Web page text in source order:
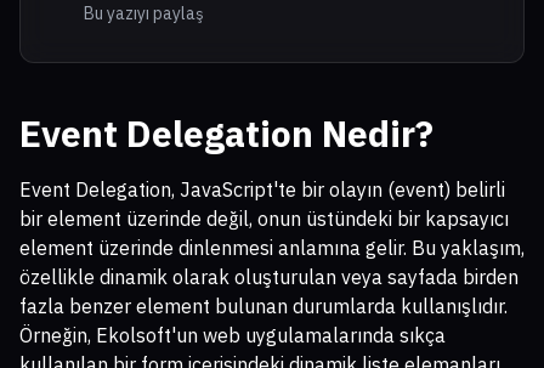
Bu yazıyı paylaş
Event Delegation Nedir?
Event Delegation, JavaScript'te bir olayın (event) belirli
bir element üzerinde değil, onun üstündeki bir kapsayıcı
element üzerinde dinlenmesi anlamına gelir. Bu yaklaşım,
özellikle dinamik olarak oluşturulan veya sayfada birden
fazla benzer element bulunan durumlarda kullanışlıdır.
Örneğin, Ekolsoft'un web uygulamalarında sıkça